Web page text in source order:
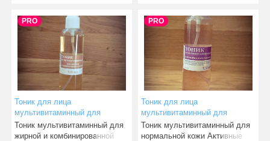
PRO
Тоник для лица
мультивитаминный для
жирной и комбинированной
кожи 100 мл
Тоник мультивитаминный для
жирной и комбинированной
PRO
Тоник для лица
мультивитаминный для
нормальной кожи 100 мл
Тоник мультивитаминный для
нормальной кожи Активные